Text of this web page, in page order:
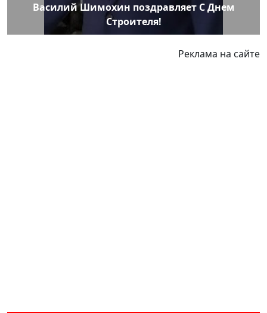
Василий Шимохин поздравляет С Днем
Строителя!
Реклама на сайте